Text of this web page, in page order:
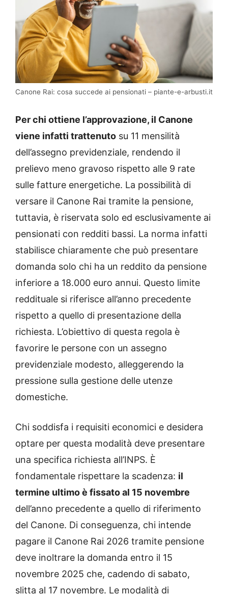
Canone Rai: cosa succede ai pensionati – piante-e-arbusti.it
Per chi ottiene l’approvazione, il Canone
viene infatti trattenuto su 11 mensilità
dell’assegno previdenziale, rendendo il
prelievo meno gravoso rispetto alle 9 rate
sulle fatture energetiche. La possibilità di
versare il Canone Rai tramite la pensione,
tuttavia, è riservata solo ed esclusivamente ai
pensionati con redditi bassi. La norma infatti
stabilisce chiaramente che può presentare
domanda solo chi ha un reddito da pensione
inferiore a 18.000 euro annui. Questo limite
reddituale si riferisce all’anno precedente
rispetto a quello di presentazione della
richiesta. L’obiettivo di questa regola è
favorire le persone con un assegno
previdenziale modesto, alleggerendo la
pressione sulla gestione delle utenze
domestiche.
Chi soddisfa i requisiti economici e desidera
optare per questa modalità deve presentare
una specifica richiesta all’INPS. È
fondamentale rispettare la scadenza: il
termine ultimo è fissato al 15 novembre
dell’anno precedente a quello di riferimento
del Canone. Di conseguenza, chi intende
pagare il Canone Rai 2026 tramite pensione
deve inoltrare la domanda entro il 15
novembre 2025 che, cadendo di sabato,
slitta al 17 novembre. Le modalità di